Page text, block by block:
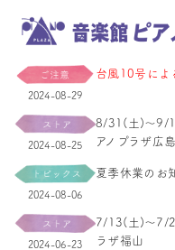
2024-08-29
台風10号によ
2024-08-25
8/31(土)～9/
アノプラザ広島
2024-08-06
夏季休業のお
2024-06-23
7/13(土)～7/
ラザ福山